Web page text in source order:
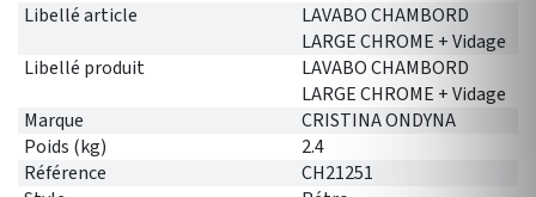
Libellé article
LAVABO CHAMBORD
LARGE CHROME + Vidage
Libellé produit
LAVABO CHAMBORD
LARGE CHROME + Vidage
Marque
CRISTINA ONDYNA
Poids (kg)
2.4
Référence
CH21251